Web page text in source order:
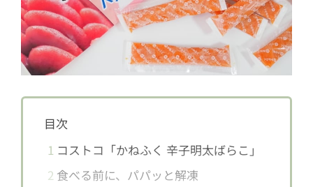
目次
1 コストコ「かねふく 辛子明太ばらこ」
2 食べる前に、パパッと解凍